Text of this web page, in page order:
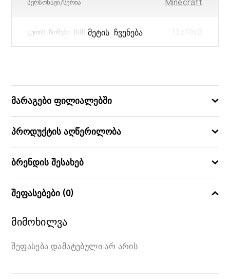
ᲞᲔᲠᲡᲝᲜᲐᲟᲘ/ᲡᲔᲠᲘᲐ
ᲧᲣᲗᲘᲡ ᲖᲝᲛᲔᲑᲘ (ᲡᲛ) 13x10x3
ᲛᲔᲢᲘᲡ ᲩᲕᲔᲜᲔᲑᲐ
მარაგები ფილიალებში
პროდუქტის აღწერილობა
ბრენდის შესახებ
შეფასებები (0)
მიმოხილვა
შეფასება დამატებული არ არის